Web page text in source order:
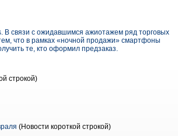
В связи с ожидавшимся ажиотажем ряд торговых
что в рамках «ночной продажи» смартфоны
те, кто оформил предзаказ.
строкой)
(Новости короткой строкой)